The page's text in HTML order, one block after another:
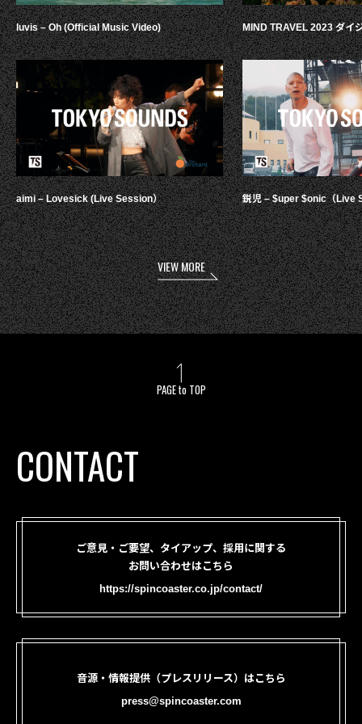
luvis – Oh (Official Music Video)
aimi – Lovesick (Live Session）
MIND TRAVEL 2023 ダイ
鋭児 – $uper $onic（Live
VIEW MORE
PAGE to TOP
CONTACT
ご意見・ご要望、タイアップ、採用に関する
お問い合わせはこちら
https://spincoaster.co.jp/contact/
音源・情報提供（プレスリリース）はこちら
press@spincoaster.com